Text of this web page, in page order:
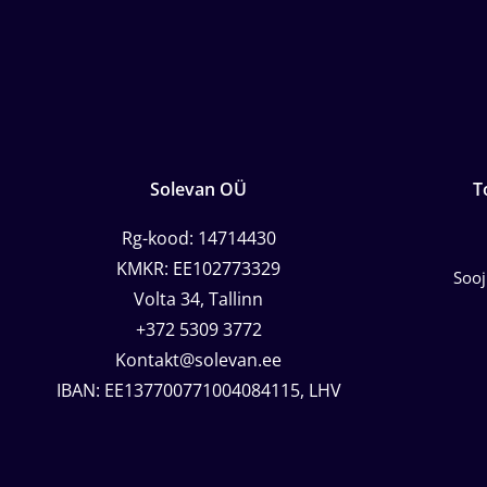
Solevan OÜ
Rg-kood: 14714430
KMKR: EE102773329
Volta 34, Tallinn
+372 5309 3772
Kontakt@solevan.ee
IBAN: EE137700771004084115, LHV